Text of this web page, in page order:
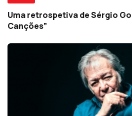
Uma retrospetiva de Sérgio
Canções”